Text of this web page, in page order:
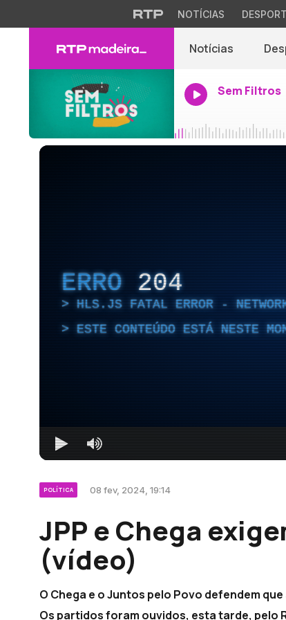
NOTÍCIAS
Notícias
Sem Filtros
ERRO 204
HLS.JS FATAL ERROR -
ESTE CONTEÚDO ESTÁ NESTE
POLÍTICA 08 fev, 2024, 19:14
JPP e Chega
(vídeo)
O Chega e o Juntos pelo Povo defendem
Os partidos foram ouvidos, esta tarde, pelo